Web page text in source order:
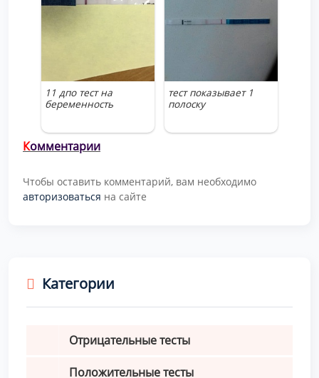
11 дпо тест на
беременность
тест показывает 1
полоску
Комментарии
Чтобы оставить комментарий, вам необходимо
авторизоваться на сайте
Категории
Отрицательные тесты
Положительные тесты